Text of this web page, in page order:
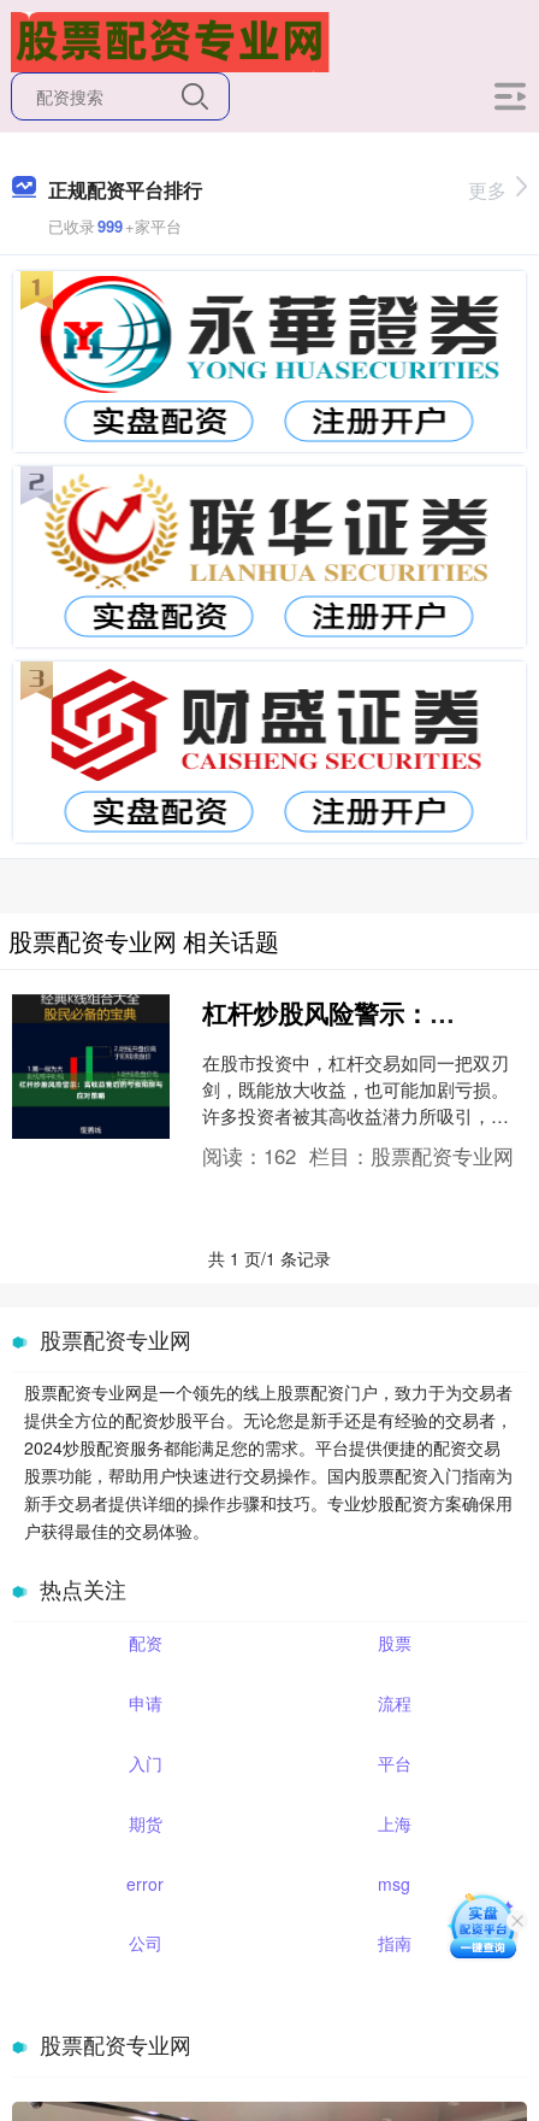
正规配资平台排行
已收录999+家平台
更多
股票配资专业网 相关话题
杠杆炒股风险警示：高收益背后的亏损陷阱与应对策略
在股市投资中，杠杆交易如同一把双刃
剑，既能放大收益，也可能加剧亏损。
许多投资者被其高收益潜力所吸引，却
往往忽视了背后隐藏的巨大风险。本文
将深入探讨杠杆炒股的风险....
阅读： 162 栏目： 股票配资专业网
共 1 页/1 条记录
股票配资专业网
股票配资专业网是一个领先的线上股票配资门户，致力于为交易者
提供全方位的配资炒股平台。无论您是新手还是有经验的交易者，
2024炒股配资服务都能满足您的需求。平台提供便捷的配资交易
股票功能，帮助用户快速进行交易操作。国内股票配资入门指南为
新手交易者提供详细的操作步骤和技巧。专业炒股配资方案确保用
户获得最佳的交易体验。
热点关注
配资 股票
申请 流程
入门 平台
期货 上海
error msg
公司 指南
股票配资专业网